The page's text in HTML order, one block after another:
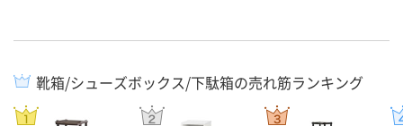
靴箱/シューズボックス/下駄箱の売れ筋ランキング